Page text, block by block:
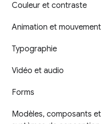
Couleur et contraste
Animation et mouvement
Typographie
Vidéo et audio
Forms
Modèles, composants et